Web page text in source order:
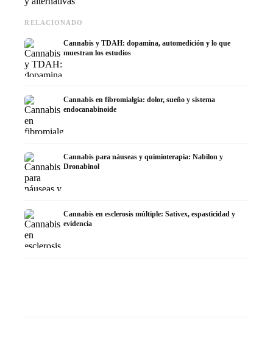
RELACIONADO
Cannabis y TDAH: dopamina, automedición y lo que
muestran los estudios
Cannabis en fibromialgia: dolor, sueño y sistema
endocanabinoide
Cannabis para náuseas y quimioterapia: Nabilon y
Dronabinol
Cannabis en esclerosis múltiple: Sativex, espasticidad y
evidencia